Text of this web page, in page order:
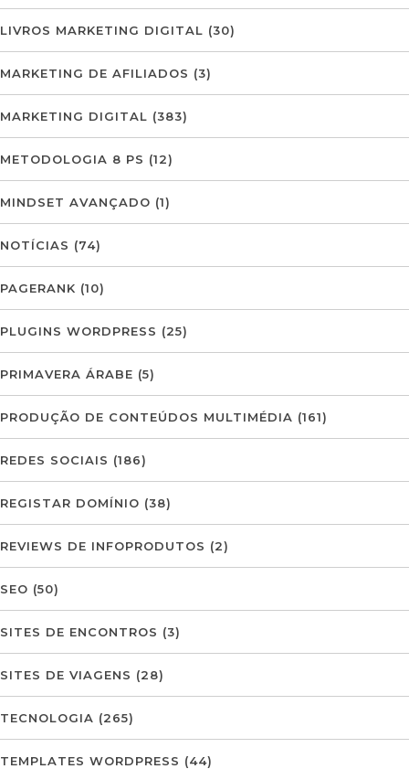
LIVROS MARKETING DIGITAL (30)
MARKETING DE AFILIADOS (3)
MARKETING DIGITAL (383)
METODOLOGIA 8 PS (12)
MINDSET AVANÇADO (1)
NOTÍCIAS (74)
PAGERANK (10)
PLUGINS WORDPRESS (25)
PRIMAVERA ÁRABE (5)
PRODUÇÃO DE CONTEÚDOS MULTIMÉDIA (161)
REDES SOCIAIS (186)
REGISTAR DOMÍNIO (38)
REVIEWS DE INFOPRODUTOS (2)
SEO (50)
SITES DE ENCONTROS (3)
SITES DE VIAGENS (28)
TECNOLOGIA (265)
TEMPLATES WORDPRESS (44)